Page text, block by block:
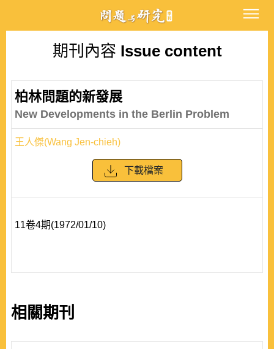
期刊內容 Issue content
柏林問題的新發展
New Developments in the Berlin Problem
王人傑(Wang Jen-chieh)
下載檔案
11卷4期(1972/01/10)
相關期刊